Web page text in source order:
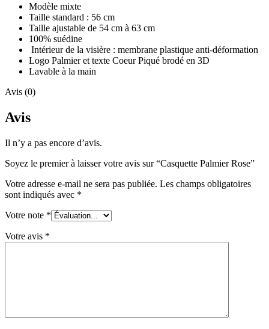
Modèle mixte
Taille standard : 56 cm
Taille ajustable de 54 cm à 63 cm
100% suédine
Intérieur de la visière : membrane plastique anti-déformation
Logo Palmier et texte Coeur Piqué brodé en 3D
Lavable à la main
Avis (0)
Avis
Il n’y a pas encore d’avis.
Soyez le premier à laisser votre avis sur “Casquette Palmier Rose”
Votre adresse e-mail ne sera pas publiée. Les champs obligatoires
sont indiqués avec *
Votre note *
Votre avis *